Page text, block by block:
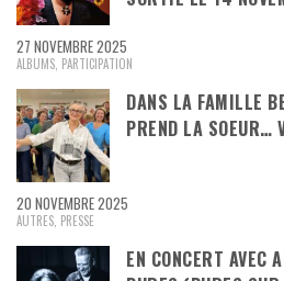
27 NOVEMBRE 2025
ALBUMS PARTICIPATION
DANS LA FAMILLE
PREND LA SOEUR…
20 NOVEMBRE 2025
AUTRES PRESSE
EN CONCERT AVEC